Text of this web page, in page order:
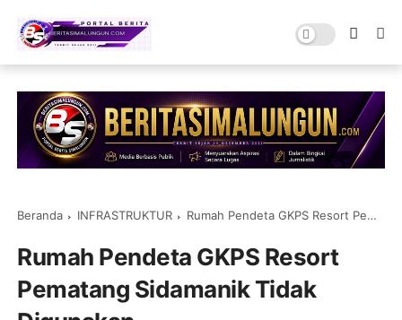
Beranda INFRASTRUKTUR Rumah Pendeta GKPS Resort Pematang Sidamanik Tidak Digunakan
Rumah Pendeta GKPS Resort
Pematang Sidamanik Tidak